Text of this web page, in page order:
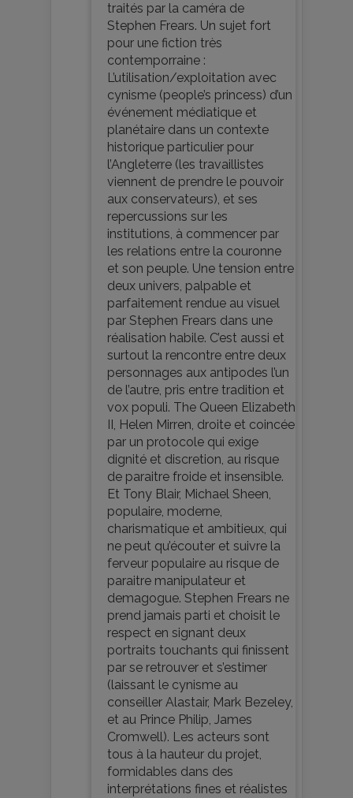
traités par la caméra de
Stephen Frears. Un sujet fort
pour une fiction très
contemporraine :
L’utilisation/exploitation avec
cynisme (people’s princess) d’un
événement médiatique et
planétaire dans un contexte
historique particulier pour
l’Angleterre (les travaillistes
viennent de prendre le pouvoir
aux conservateurs), et ses
repercussions sur les
institutions, à commencer par
les relations entre la couronne
et son peuple. Une tension entre
deux univers, palpable et
parfaitement rendue au visuel
par Stephen Frears dans une
réalisation habile. C’est aussi et
surtout la rencontre entre deux
personnages aux antipodes l’un
de l’autre, pris entre tradition et
vox populi. The Queen Elizabeth
II, Helen Mirren, droite et coincée
par un protocole qui exige
dignité et discretion, au risque
de paraitre froide et insensible.
Et Tony Blair, Michael Sheen,
populaire, moderne,
charismatique et ambitieux, qui
ne peut qu’écouter et suivre la
ferveur populaire au risque de
paraitre manipulateur et
demagogue. Stephen Frears ne
prend jamais parti et choisit le
respect en signant deux
portraits touchants qui finissent
par se retrouver et s’estimer
(laissant le cynisme au
conseiller Alastair, Mark Bezeley,
et au Prince Philip, James
Cromwell). Les acteurs sont
tous à la hauteur du projet,
formidables dans des
interprétations fines et réalistes